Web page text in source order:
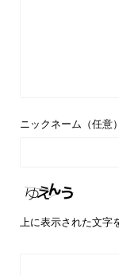
ニックネーム（任意）
上に表示された文字